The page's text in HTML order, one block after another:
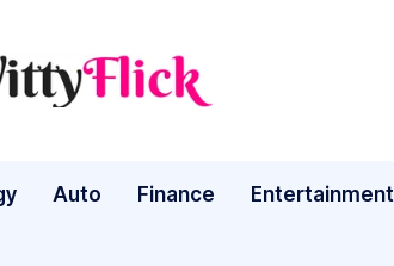
W
ty
WittyFlick:
Tech
Auto Finance Entertainment